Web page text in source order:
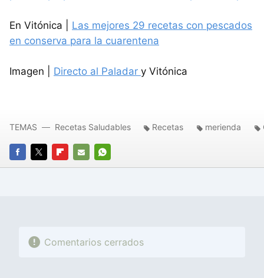
En Vitónica | Las mejores 29 recetas con pescados
en conserva para la cuarentena
Imagen | Directo al Paladar y Vitónica
FACEBOOK
TWITTERFLIPBOARD
E-
WHATSAPP
TEMAS Recetas Saludables Recetas merienda
Comentarios cerrados